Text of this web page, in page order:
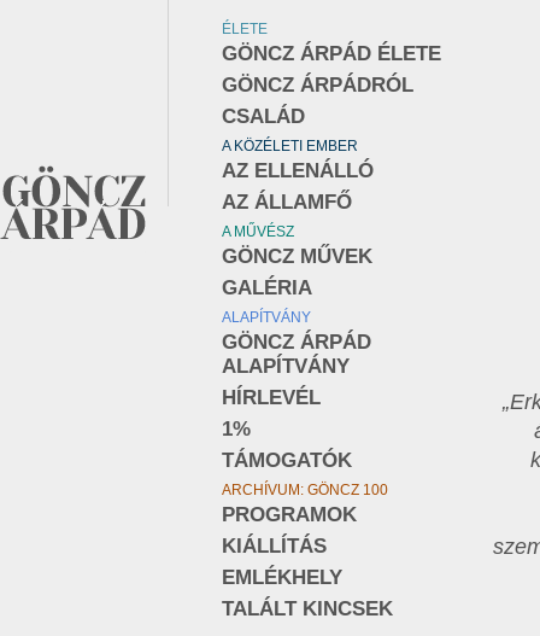
ÉLETE
GÖNCZ ÁRPÁD ÉLETE
GÖNCZ ÁRPÁDRÓL
CSALÁD
A KÖZÉLETI EMBER
AZ ELLENÁLLÓ
AZ ÁLLAMFŐ
A MŰVÉSZ
GÖNCZ MŰVEK
GALÉRIA
ALAPÍTVÁNY
GÖNCZ ÁRPÁD
ALAPÍTVÁNY
HÍRLEVÉL
1%
TÁMOGATÓK
ARCHÍVUM: GÖNCZ 100
PROGRAMOK
KIÁLLÍTÁS
EMLÉKHELY
TALÁLT KINCSEK